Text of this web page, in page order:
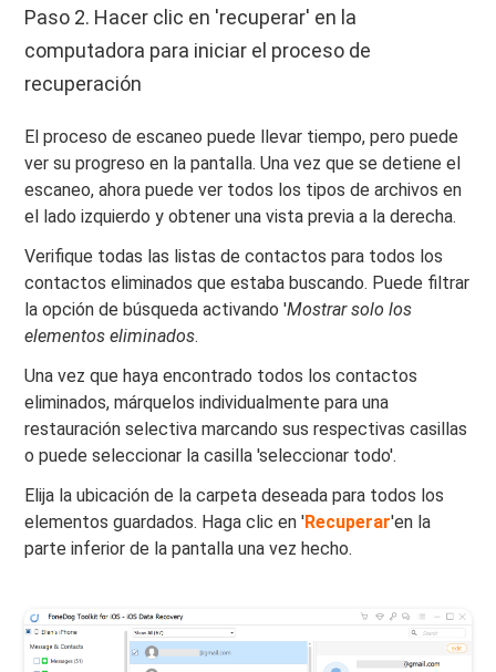
Paso 2. Hacer clic en 'recuperar' en la
computadora para iniciar el proceso de
recuperación
El proceso de escaneo puede llevar tiempo, pero puede
ver su progreso en la pantalla. Una vez que se detiene el
escaneo, ahora puede ver todos los tipos de archivos en
el lado izquierdo y obtener una vista previa a la derecha.
Verifique todas las listas de contactos para todos los
contactos eliminados que estaba buscando. Puede filtrar
la opción de búsqueda activando 'Mostrar solo los
elementos eliminados.
Una vez que haya encontrado todos los contactos
eliminados, márquelos individualmente para una
restauración selectiva marcando sus respectivas casillas
o puede seleccionar la casilla 'seleccionar todo'.
Elija la ubicación de la carpeta deseada para todos los
elementos guardados. Haga clic en 'Recuperar'en la
parte inferior de la pantalla una vez hecho.